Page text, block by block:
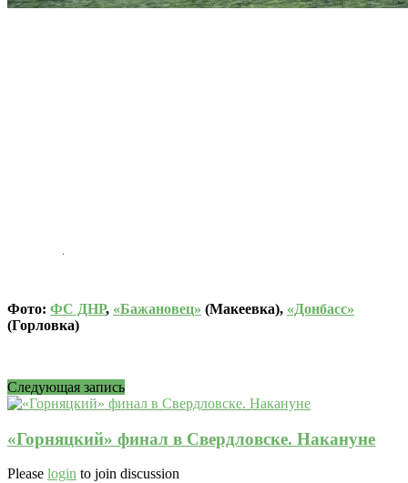
Фото: ФС ДНР, «Бажановец» (Макеевка), «Донбасс»
(Горловка)
Следующая запись
«Горняцкий» финал в Свердловске. Накануне
Please login to join discussion